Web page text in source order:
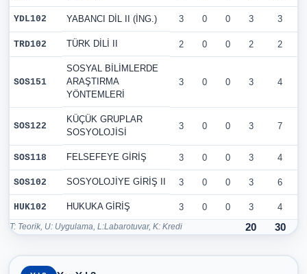
YDL102 YABANCI DİL II (İNG.) 3 0 0 3 3
TRD102 TÜRK DİLİ II 2 0 0 2 2
SOS151
SOSYAL BİLİMLERDE
ARAŞTIRMA
YÖNTEMLERİ
3 0 0 3 4
SOS122
KÜÇÜK GRUPLAR
SOSYOLOJİSİ
3 0 0 3 7
SOS118 FELSEFEYE GİRİŞ 3 0 0 3 4
SOS102 SOSYOLOJİYE GİRİŞ II 3 0 0 3 6
HUK102 HUKUKA GİRİŞ 3 0 0 3 4
T: Teorik, U: Uygulama, L:Labarotuvar, K: Kredi 20 30